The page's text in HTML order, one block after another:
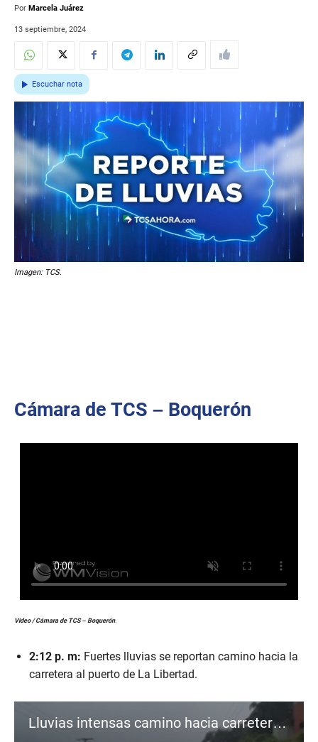
Por Marcela Juárez
13 septiembre, 2024
Escuchar nota
Imagen: TCS.
Cámara de TCS – Boquerón
Video / Cámara de TCS – Boquerón.
2:12 p. m: Fuertes lluvias se reportan camino hacia la
carretera al puerto de La Libertad.
Lluvias intensas camino hacia carretera al Puerto de La Libertad